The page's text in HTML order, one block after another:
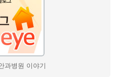
과병원 이야기